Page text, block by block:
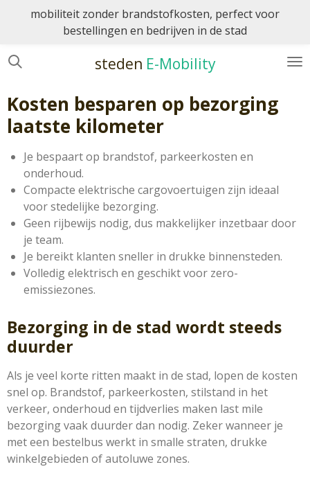
de
steden E-Mobility
mobiliteit zonder brandstofkosten, perfect voor
bestellingen en bedrijven in de stad
Kosten besparen op bezorging
laatste kilometer
Je bespaart op brandstof, parkeerkosten en
onderhoud.
Compacte elektrische cargovoertuigen zijn ideaal
voor stedelijke bezorging.
Geen rijbewijs nodig, dus makkelijker inzetbaar door
je team.
Je bereikt klanten sneller in drukke binnensteden.
Volledig elektrisch en geschikt voor zero-
emissiezones.
Bezorging in de stad wordt steeds
duurder
Als je veel korte ritten maakt in de stad, lopen de kosten
snel op. Brandstof, parkeerkosten, stilstand in het
verkeer, onderhoud en tijdverlies maken last mile
bezorging vaak duurder dan nodig. Zeker wanneer je
met een bestelbus werkt in smalle straten, drukke
winkelgebieden of autoluwe zones.